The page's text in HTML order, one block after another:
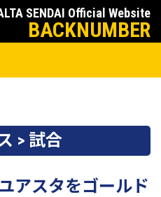
SENDAI Official Website
BACKNUMBER
> 試合
アスタをゴールド